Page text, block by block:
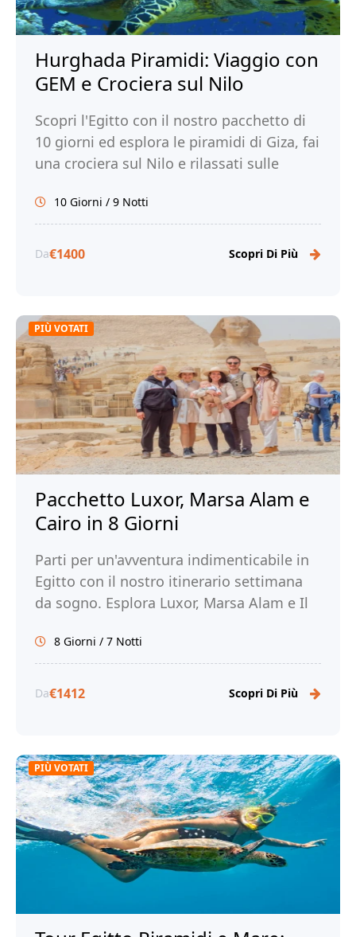
Hurghada Piramidi: Viaggio con
GEM e Crociera sul Nilo
Scopri l'Egitto con il nostro pacchetto di
10 giorni ed esplora le piramidi di Giza, fai
una crociera sul Nilo e rilassati sulle
10 Giorni / 9 Notti
Da€1400 Scopri Di Più
PIÙ VOTATI
Pacchetto Luxor, Marsa Alam e
Cairo in 8 Giorni
Parti per un'avventura indimenticabile in
Egitto con il nostro itinerario settimana
da sogno. Esplora Luxor, Marsa Alam e Il
8 Giorni / 7 Notti
Da€1412 Scopri Di Più
PIÙ VOTATI